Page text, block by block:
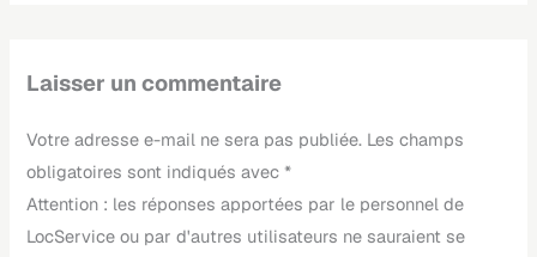
Laisser un commentaire
Votre adresse e-mail ne sera pas publiée. Les champs
obligatoires sont indiqués avec *